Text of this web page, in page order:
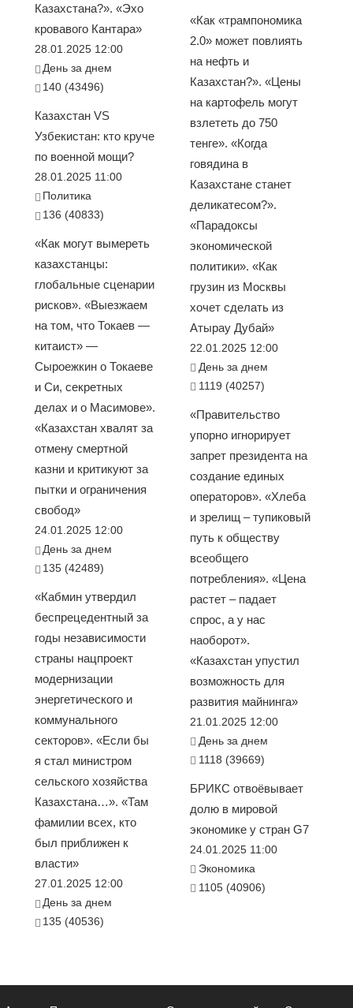
Казахстана?». «Эхо
кровавого Кантара»
28.01.2025 12:00
День за днем
140 (43496)
Казахстан VS
Узбекистан: кто круче
по военной мощи?
28.01.2025 11:00
Политика
136 (40833)
«Как могут вымереть
казахстанцы:
глобальные сценарии
рисков». «Выезжаем
на том, что Токаев —
китаист» —
Сыроежкин о Токаеве
и Си, секретных
делах и о Масимове».
«Казахстан хвалят за
отмену смертной
казни и критикуют за
пытки и ограничения
свобод»
24.01.2025 12:00
День за днем
135 (42489)
«Кабмин утвердил
беспрецедентный за
годы независимости
страны нацпроект
модернизации
энергетического и
коммунального
секторов». «Если бы
я стал министром
сельского хозяйства
Казахстана…». «Там
фамилии всех, кто
был приближен к
власти»
27.01.2025 12:00
День за днем
135 (40536)
«Как «трампономика
2.0» может повлиять
на нефть и
Казахстан?». «Цены
на картофель могут
взлететь до 750
тенге». «Когда
говядина в
Казахстане станет
деликатесом?».
«Парадоксы
экономической
политики». «Как
грузин из Москвы
хочет сделать из
Атырау Дубай»
22.01.2025 12:00
День за днем
1119 (40257)
«Правительство
упорно игнорирует
запрет президента на
создание единых
операторов». «Хлеба
и зрелищ – тупиковый
путь к обществу
всеобщего
потребления». «Цена
растет – падает
спрос, а у нас
наоборот».
«Казахстан упустил
возможность для
развития майнинга»
21.01.2025 12:00
День за днем
1118 (39669)
БРИКС отвоёвывает
долю в мировой
экономике у стран G7
24.01.2025 11:00
Экономика
1105 (40906)